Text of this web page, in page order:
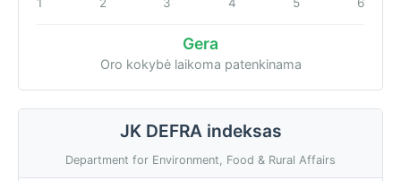
Gera
Oro kokybė laikoma patenkinama
JK DEFRA indeksas
Department for Environment, Food & Rural Affairs